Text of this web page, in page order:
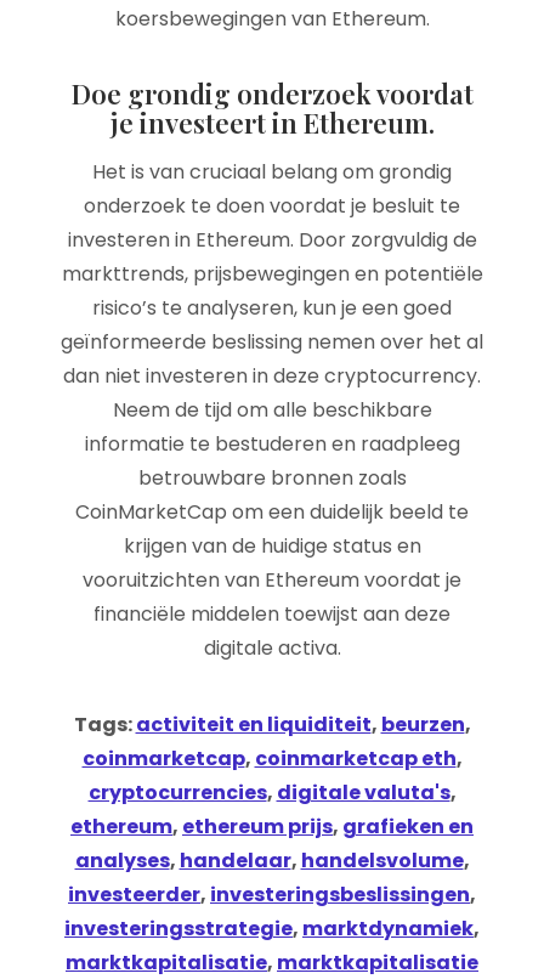
koersbewegingen van Ethereum.
Doe grondig onderzoek voordat
je investeert in Ethereum.
Het is van cruciaal belang om grondig
onderzoek te doen voordat je besluit te
investeren in Ethereum. Door zorgvuldig de
markttrends, prijsbewegingen en potentiële
risico’s te analyseren, kun je een goed
geïnformeerde beslissing nemen over het al
dan niet investeren in deze cryptocurrency.
Neem de tijd om alle beschikbare
informatie te bestuderen en raadpleeg
betrouwbare bronnen zoals
CoinMarketCap om een duidelijk beeld te
krijgen van de huidige status en
vooruitzichten van Ethereum voordat je
financiële middelen toewijst aan deze
digitale activa.
Tags:activiteit en liquiditeit, beurzen,
coinmarketcap, coinmarketcap eth,
cryptocurrencies, digitale valuta's,
ethereum, ethereum prijs, grafieken en
analyses, handelaar, handelsvolume,
investeerder, investeringsbeslissingen,
investeringsstrategie, marktdynamiek,
marktkapitalisatie, marktkapitalisatie